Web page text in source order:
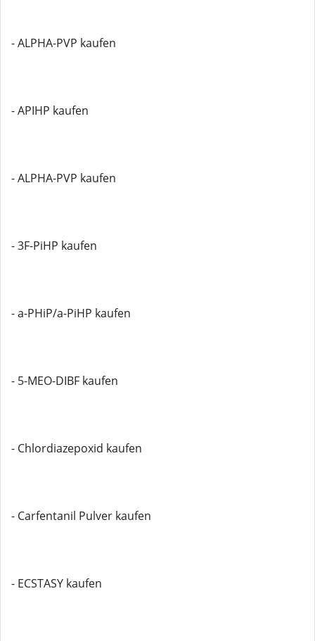
- ALPHA-PVP kaufen
- APIHP kaufen
- ALPHA-PVP kaufen
- 3F-PiHP kaufen
- a-PHiP/a-PiHP kaufen
- 5-MEO-DIBF kaufen
- Chlordiazepoxid kaufen
- Carfentanil Pulver kaufen
- ECSTASY kaufen